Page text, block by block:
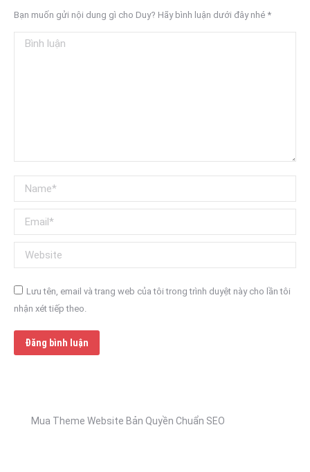
Bạn muốn gửi nội dung gì cho Duy? Hãy bình luận dưới đây nhé *
Bình luận
Name *
Email *
Website
Lưu tên, email và trang web của tôi trong trình duyệt này cho lần tôi
nhận xét tiếp theo.
Đăng bình luận
Mua Theme Website Bản Quyền Chuẩn SEO